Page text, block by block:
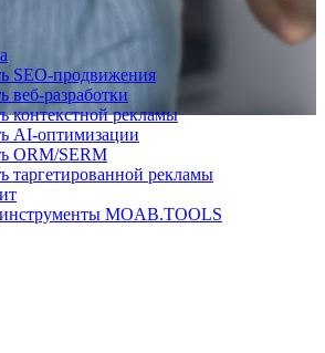
SEO-продвижения
веб-разработки
контекстной рекламы
AI-оптимизации
ORM/SERM
таргетированной рекламы
MOAB.TOOLS